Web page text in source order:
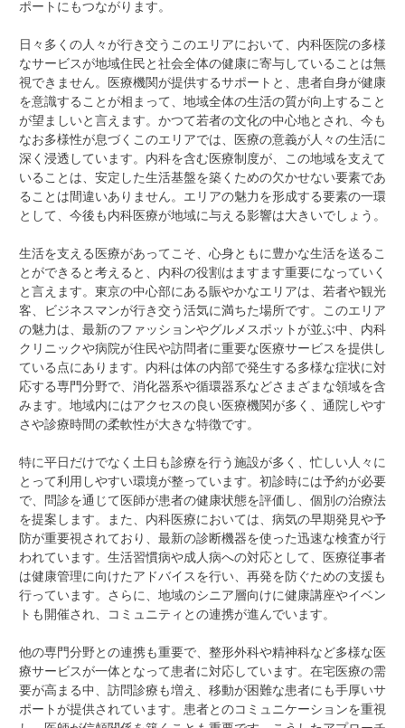
ポートにもつながります。
日々多くの人々が行き交うこのエリアにおいて、内科医院の多様
なサービスが地域住民と社会全体の健康に寄与していることは無
視できません。医療機関が提供するサポートと、患者自身が健康
を意識することが相まって、地域全体の生活の質が向上すること
が望ましいと言えます。かつて若者の文化の中心地とされ、今も
なお多様性が息づくこのエリアでは、医療の意義が人々の生活に
深く浸透しています。内科を含む医療制度が、この地域を支えて
いることは、安定した生活基盤を築くための欠かせない要素であ
ることは間違いありません。エリアの魅力を形成する要素の一環
として、今後も内科医療が地域に与える影響は大きいでしょう。
生活を支える医療があってこそ、心身ともに豊かな生活を送るこ
とができると考えると、内科の役割はますます重要になっていく
と言えます。東京の中心部にある賑やかなエリアは、若者や観光
客、ビジネスマンが行き交う活気に満ちた場所です。このエリア
の魅力は、最新のファッションやグルメスポットが並ぶ中、内科
クリニックや病院が住民や訪問者に重要な医療サービスを提供し
ている点にあります。内科は体の内部で発生する多様な症状に対
応する専門分野で、消化器系や循環器系などさまざまな領域を含
みます。地域内にはアクセスの良い医療機関が多く、通院しやす
さや診療時間の柔軟性が大きな特徴です。
特に平日だけでなく土日も診療を行う施設が多く、忙しい人々に
とって利用しやすい環境が整っています。初診時には予約が必要
で、問診を通じて医師が患者の健康状態を評価し、個別の治療法
を提案します。また、内科医療においては、病気の早期発見や予
防が重要視されており、最新の診断機器を使った迅速な検査が行
われています。生活習慣病や成人病への対応として、医療従事者
は健康管理に向けたアドバイスを行い、再発を防ぐための支援も
行っています。さらに、地域のシニア層向けに健康講座やイベン
トも開催され、コミュニティとの連携が進んでいます。
他の専門分野との連携も重要で、整形外科や精神科など多様な医
療サービスが一体となって患者に対応しています。在宅医療の需
要が高まる中、訪問診療も増え、移動が困難な患者にも手厚いサ
ポートが提供されています。患者とのコミュニケーションを重視